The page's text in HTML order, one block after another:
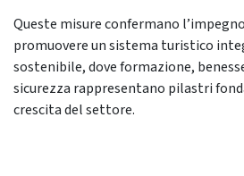
Queste misure confermano
promuovere un sistema turistico
sostenibile, dove formazione,
sicurezza rappresentano pilastri
crescita del settore.